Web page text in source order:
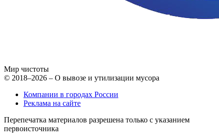
Мир чистоты
© 2018–2026 – О вывозе и утилизации мусора
Компании в городах России
Реклама на сайте
Перепечатка материалов разрешена только с указанием
первоисточника